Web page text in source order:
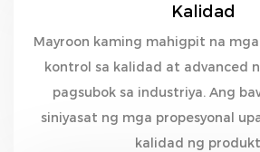
Kalidad
Mayroon kaming mahigpit na
kontrol sa kalidad at advanced
pagsubok sa industriya. Ang
siniyasat ng mga propesyonal
kalidad ng